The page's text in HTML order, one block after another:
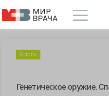
Блоги
Генетическое оружие.